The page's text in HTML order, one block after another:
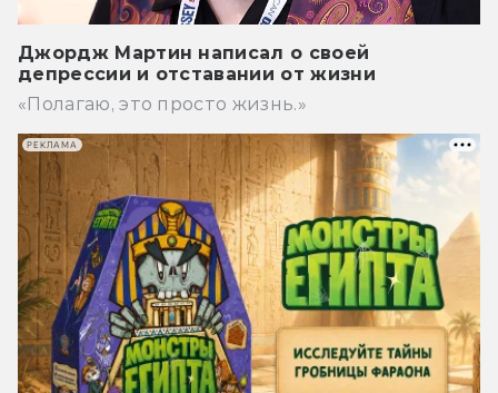
Джордж Мартин написал о своей
депрессии и отставании от жизни
«Полагаю, это просто жизнь.»
РЕКЛАМА